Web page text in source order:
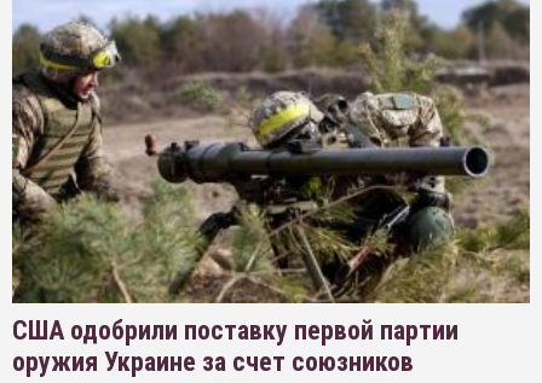
США одобрили поставку первой партии
оружия Украине за счет союзников